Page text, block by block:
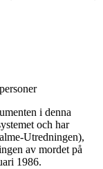
i denna
och har
Utredningen),
av mordet på
1986.